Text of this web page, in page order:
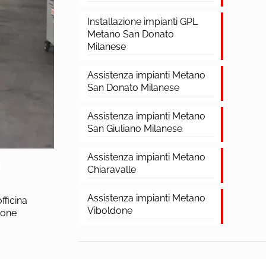
Installazione impianti GPL
Metano San Donato
Milanese
Assistenza impianti Metano
San Donato Milanese
Assistenza impianti Metano
San Giuliano Milanese
Assistenza impianti Metano
Chiaravalle
Assistenza impianti Metano
Viboldone